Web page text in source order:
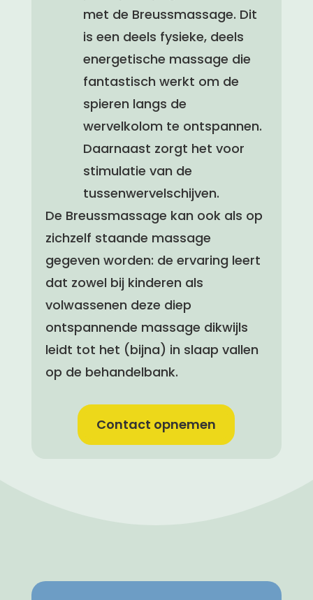
met de Breussmassage. Dit
is een deels fysieke, deels
energetische massage die
fantastisch werkt om de
spieren langs de
wervelkolom te ontspannen.
Daarnaast zorgt het voor
stimulatie van de
tussenwervelschijven.
De Breussmassage kan ook als op
zichzelf staande massage
gegeven worden: de ervaring leert
dat zowel bij kinderen als
volwassenen deze diep
ontspannende massage dikwijls
leidt tot het (bijna) in slaap vallen
op de behandelbank.
Contact opnemen